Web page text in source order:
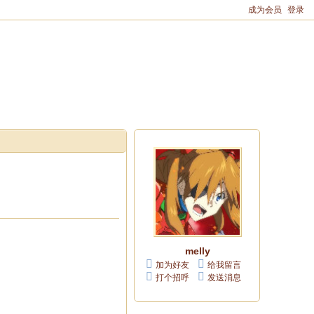
成为会员 登录
melly
加为好友
给我留言
打个招呼
发送消息